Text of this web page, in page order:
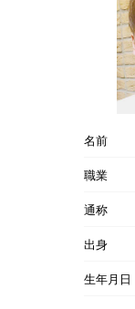
名前
職業
通称
出身
生年月日